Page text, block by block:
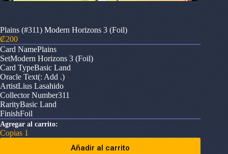
Plains (#311) Modern Horizons 3 (Foil)
₡200
Card NamePlains
SetModern Horizons 3 (Foil)
Card TypeBasic Land
Oracle Text(: Add .)
ArtistLius Lasahido
Collector Number311
RarityBasic Land
FinishFoil
Agregar al carrito:
Copias 1
Añadir al carrito